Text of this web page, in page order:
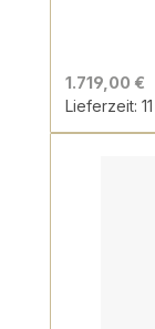
1.719,00 €
Lieferzeit: